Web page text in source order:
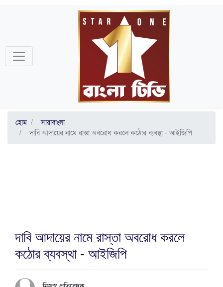
হোম
সারাবাংলা
দাবি আদায়ের নামে রাস্তা অবরোধ করলে কঠোর ব্যবস্থা - আইজিপি
দাবি আদায়ের নামে রাস্তা অবরোধ করলে
কঠোর ব্যবস্থা - আইজিপি